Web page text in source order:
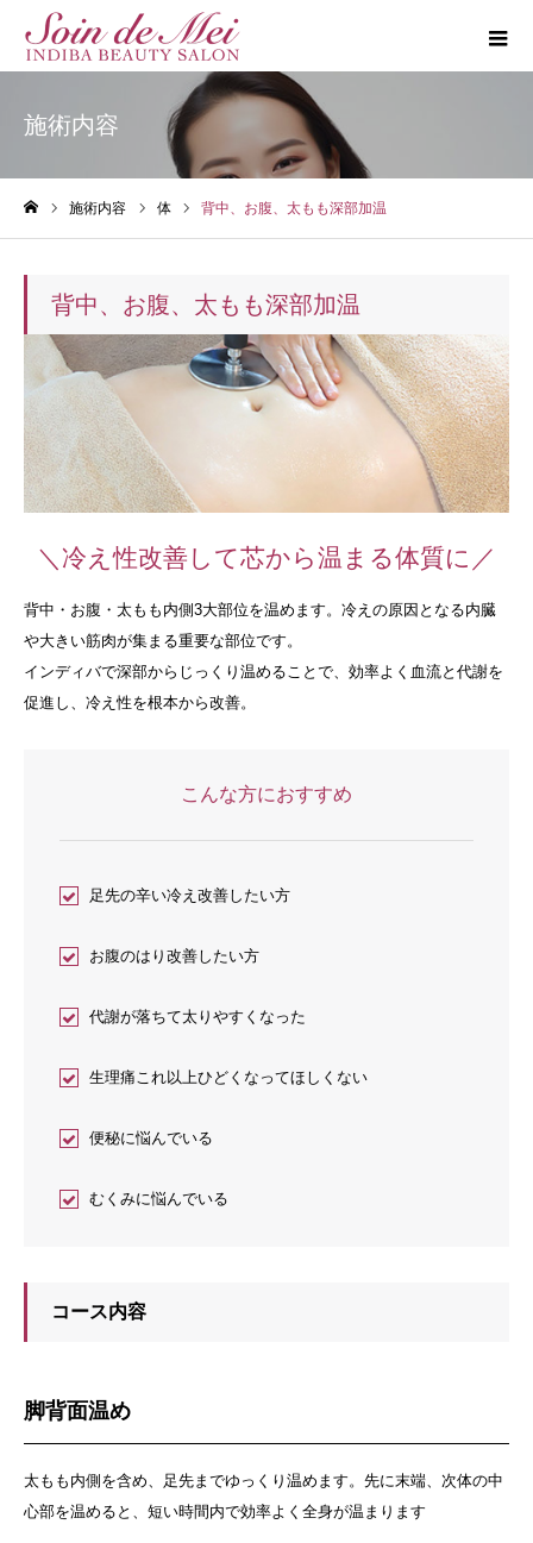
施術内容
施術内容 体 背中、お腹、太もも深部加温
背中、お腹、太もも深部加温
＼冷え性改善して芯から温まる体質に／
背中・お腹・太もも内側3大部位を温めます。冷えの原因となる内臓
や大きい筋肉が集まる重要な部位です。
インディバで深部からじっくり温めることで、効率よく血流と代謝を
促進し、冷え性を根本から改善。
こんな方におすすめ
足先の辛い冷え改善したい方
お腹のはり改善したい方
代謝が落ちて太りやすくなった
生理痛これ以上ひどくなってほしくない
便秘に悩んでいる
むくみに悩んでいる
コース内容
脚背面温め
太もも内側を含め、足先までゆっくり温めます。先に末端、次体の中
心部を温めると、短い時間内で効率よく全身が温まります